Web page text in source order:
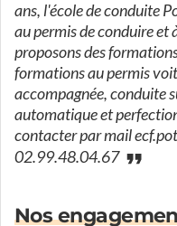
ans, l'école de conduite
au permis de conduire et
proposons des
formations au permis
accompagnée, conduite
automatique et
contacter par mail
02.99.48.04.67
Nos